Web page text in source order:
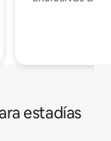
estadías